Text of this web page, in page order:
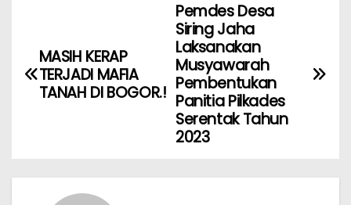
Pemdes Desa
Siring Jaha
Laksanakan
Musyawarah
Pembentukan
Panitia Pilkades
Serentak Tahun
2023
MASIH KERAP
TERJADI MAFIA
TANAH DI BOGOR.!